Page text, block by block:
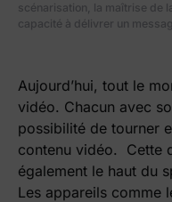
scénarisation, la maîtrise de
capacité à délivrer un
Aujourd’hui, tout le
vidéo. Chacun avec
possibilité de tourner
contenu vidéo. Cette
également le haut du
Les appareils comme